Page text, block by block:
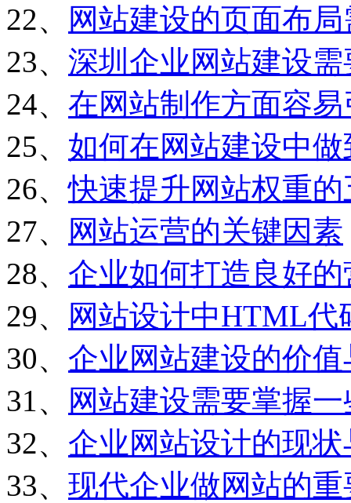
22、
网站建设的页面布
23、 深圳企业网站建设
24、 在网站制作方面容
25、 如何在网站建设中
26、快速提升网站权重
27、
网站运营的关键因素
28、 企业如何打造良好
29、
网站设计中HTML代
30、 企业网站建设的价
31、
网站建设需要掌握
32、 企业网站设计的现
33、 现代企业做网站的重